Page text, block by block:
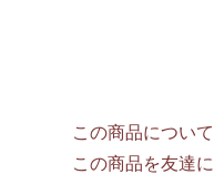
この商品につい
この商品を友達